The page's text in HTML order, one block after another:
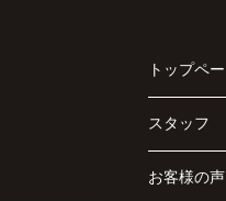
トップペ
スタッフ
お客様の声